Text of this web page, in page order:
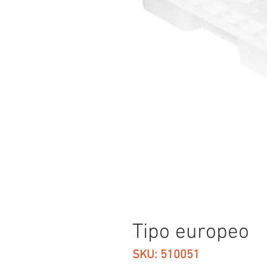
Tipo europeo
SKU: 510051